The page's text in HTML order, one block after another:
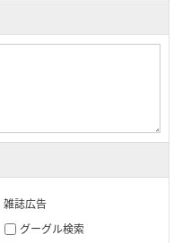
雑誌広告
グーグル検索